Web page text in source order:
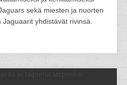
sekä miesten ja nuorten
yhdistävät rivinsä.